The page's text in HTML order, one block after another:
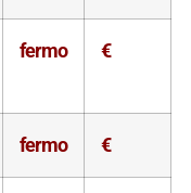
fermo €
fermo €